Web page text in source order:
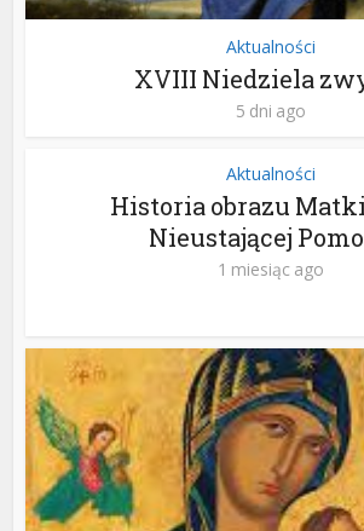
Aktualności
XVIII Niedziela
5 dni ago
Aktualności
Historia obrazu
Nieustającej
1 miesiąc ago